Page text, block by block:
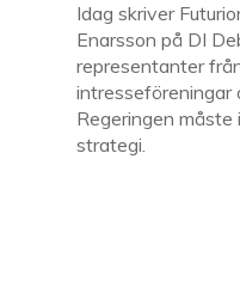
Idag skriver
Enarsson på DI
representanter
intresseföreningar
Regeringen måste
strategi.